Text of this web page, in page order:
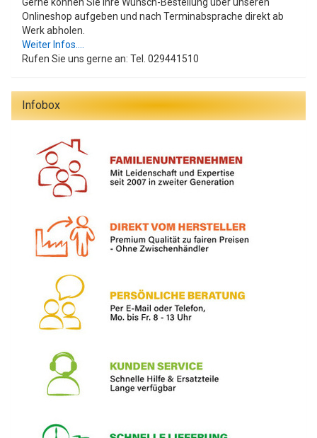
Gerne können Sie Ihre Wunsch-Bestellung über unseren
Onlineshop aufgeben und nach Terminabsprache direkt ab
Werk abholen.
Weiter Infos....
Rufen Sie uns gerne an: Tel. 029441510
Infobox